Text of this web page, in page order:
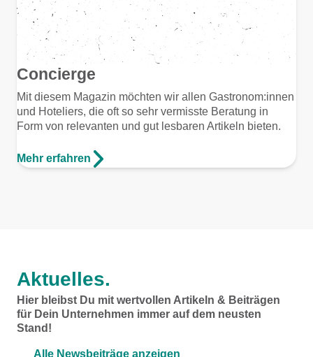
Concierge
Mit diesem Magazin möchten wir allen Gastronom:innen
und Hoteliers, die oft so sehr vermisste Beratung in
Form von relevanten und gut lesbaren Artikeln bieten.
Mehr erfahren
Aktuelles.
Hier bleibst Du mit wertvollen Artikeln & Beiträgen
für Dein Unternehmen immer auf dem neusten
Stand!
Alle Newsbeiträge anzeigen